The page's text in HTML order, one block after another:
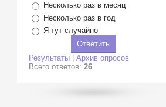
Несколько раз в месяц
Несколько раз в год
Я тут случайно
Результаты
Архив опросов
Всего ответов: 26